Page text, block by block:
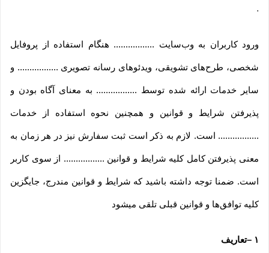
.
ورود کاربران به وب‏‌سایت ................. هنگام استفاده از پروفایل
شخصی، طرح‏‌های تشویقی، ویدئوهای رسانه تصویری ................. و
سایر خدمات ارائه شده توسط ................. به معنای آگاه بودن و
پذیرفتن شرایط و قوانین و همچنین نحوه استفاده از خدمات
................. است. لازم به ذکر است ثبت سفارش نیز در هر زمان به
معنی پذیرفتن کامل کلیه شرایط و قوانین ................. از سوی کاربر
است. ضمنا توجه داشته باشید که شرایط و قوانین مندرج، جایگزین
کلیه توافق‏‌ها و قوانین قبلی تلقی میشود
۱ –تعاریف